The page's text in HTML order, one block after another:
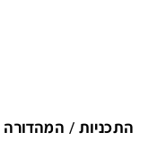
התכניות המהדורה